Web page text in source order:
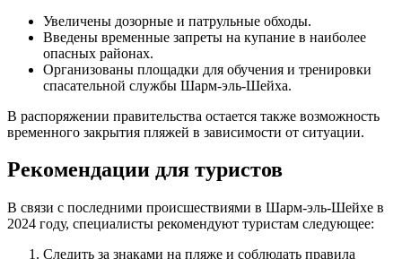
Увеличены дозорные и патрульные обходы.
Введены временные запреты на купание в наиболее
опасных районах.
Организованы площадки для обучения и тренировки
спасательной службы Шарм-эль-Шейха.
В распоряжении правительства остается также возможность
временного закрытия пляжей в зависимости от ситуации.
Рекомендации для туристов
В связи с последними происшествиями в Шарм-эль-Шейхе в
2024 году, специалисты рекомендуют туристам следующее:
Следить за знаками на пляже и соблюдать правила